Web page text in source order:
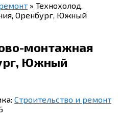
» Технохолод,
Оренбург, Южный
монтажная
Южный
Строительство и ремонт